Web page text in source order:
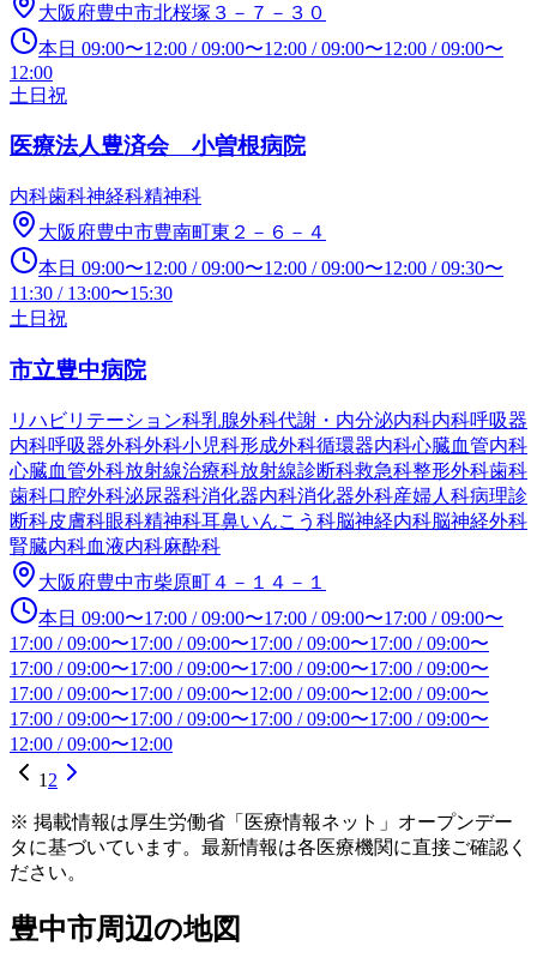
大阪府豊中市北桜塚３－７－３０
本日 09:00〜12:00 /09:00〜12:00 /09:00〜12:00 /09:00〜
12:00
土日祝
医療法人豊済会 小曽根病院
内科歯科神経科精神科
大阪府豊中市豊南町東２－６－４
本日 09:00〜12:00 /09:00〜12:00 /09:00〜12:00 /09:30〜
11:30 / 13:00〜15:30
土日祝
市立豊中病院
リハビリテーション科乳腺外科代謝・内分泌内科内科呼吸器
内科呼吸器外科外科小児科形成外科循環器内科心臓血管内科
心臓血管外科放射線治療科放射線診断科救急科整形外科歯科
歯科口腔外科泌尿器科消化器内科消化器外科産婦人科病理診
断科皮膚科眼科精神科耳鼻いんこう科脳神経内科脳神経外科
腎臓内科血液内科麻酔科
大阪府豊中市柴原町４－１４－１
本日 09:00〜17:00 /09:00〜17:00 /09:00〜17:00 /09:00〜
17:00 /09:00〜17:00 /09:00〜17:00 /09:00〜17:00 /09:00〜
17:00 /09:00〜17:00 /09:00〜17:00 /09:00〜17:00 /09:00〜
17:00 /09:00〜17:00 /09:00〜12:00 /09:00〜12:00 /09:00〜
17:00 /09:00〜17:00 /09:00〜17:00 /09:00〜17:00 /09:00〜
12:00 /09:00〜12:00
1 2
※ 掲載情報は厚生労働省「医療情報ネット」オープンデー
タに基づいています。最新情報は各医療機関に直接ご確認く
ださい。
豊中市周辺の地図